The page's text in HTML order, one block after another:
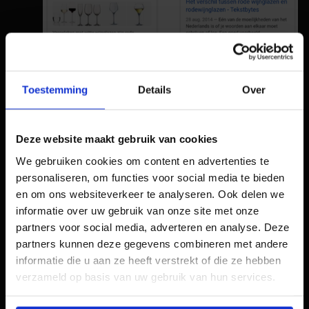
Toestemming Details Over
Deze website maakt gebruik van cookies
We gebruiken cookies om content en advertenties te
personaliseren, om functies voor social media te bieden
en om ons websiteverkeer te analyseren. Ook delen we
informatie over uw gebruik van onze site met onze
partners voor social media, adverteren en analyse. Deze
partners kunnen deze gegevens combineren met andere
informatie die u aan ze heeft verstrekt of die ze hebben
verzameld op basis van uw gebruik van hun services.
wijnglazen’ veel relevantere zoekresultaten
op dan de term ‘rodewijnglazen’, terwijl dit
toch echt officieel de juiste schrijfwijze is voor
een glas waar rode wijn in hoort. Andere
voorbeelden van samengestelde woorden
waar een spatie een enorm verschil maakt
zijn ‘goudenmedaillewinnaar’,
‘boerenmetworst’ en ‘stommefilmactrice’.
Maar hoe ga je als contentmarketeer (of is het